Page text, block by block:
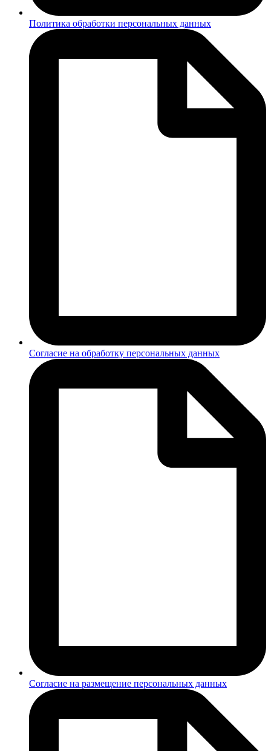
Политика обработки персональных данных
Согласие на обработку персональных данных
Согласие на размещение персональных данных